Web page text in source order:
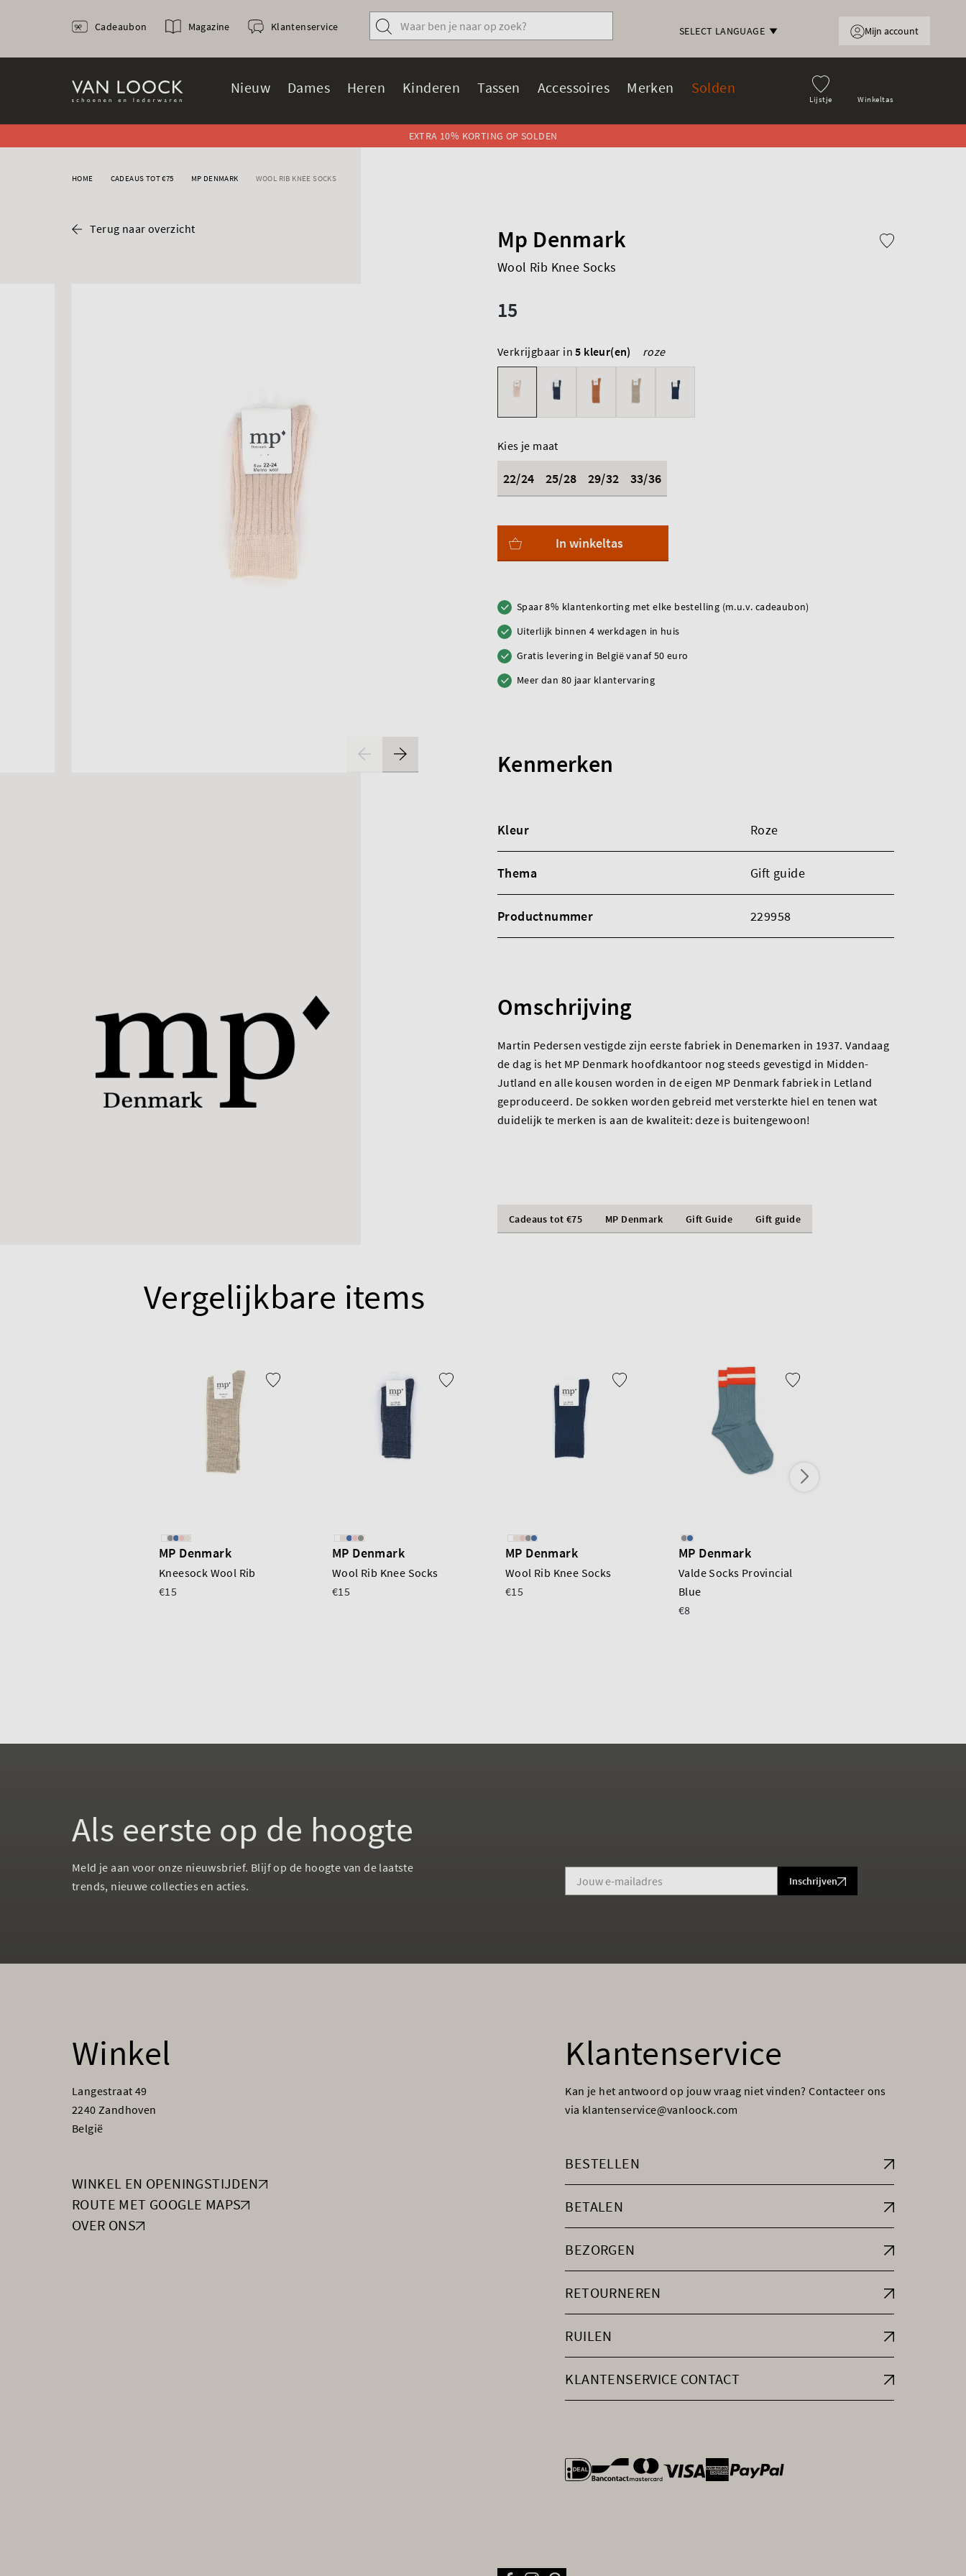
SELECT LANGUAGE
Lijstje Winkeltas
Nieuw Dames Heren Kinderen Tassen Accessoires Merken Solden
Cadeaubon Magazine Klantenservice Mijn account
EXTRA 10% KORTING OP SOLDEN
HOME CADEAUS TOT €75 MP DENMARK WOOL RIB KNEE SOCKS
Terug naar overzicht Mp Denmark
Wool Rib Knee Socks
15
Verkrijgbaar in5 kleur(en) roze
Kies je maat
22/24 25/28 29/32 33/36
In winkeltas
Spaar 8% klantenkorting met elke bestelling (m.u.v. cadeaubon)
Uiterlijk binnen 4 werkdagen in huis
Gratis levering in België vanaf 50 euro
Meer dan 80 jaar klantervaring
Kenmerken
Kleur Roze
Thema Gift guide
Productnummer 229958
Omschrijving
Martin Pedersen vestigde zijn eerste fabriek in Denemarken in 1937. Vandaag
de dag is het MP Denmark hoofdkantoor nog steeds gevestigd in Midden-
Jutland en alle kousen worden in de eigen MP Denmark fabriek in Letland
geproduceerd. De sokken worden gebreid met versterkte hiel en tenen wat
duidelijk te merken is aan de kwaliteit: deze is buitengewoon!
Cadeaus tot €75 MP Denmark Gift Guide Gift guide
Vergelijkbare items
MP Denmark
Kneesock Wool Rib
€15
MP Denmark
Wool Rib Knee Socks
€15
MP Denmark
Wool Rib Knee Socks
€15
MP Denmark
Valde Socks Provincial
Blue
€8
Als eerste op de hoogte
Meld je aan voor onze nieuwsbrief. Blijf op de hoogte van de laatste
trends, nieuwe collecties en acties.
Inschrijven
Winkel
Langestraat 49
2240 Zandhoven
België
WINKEL EN OPENINGSTIJDEN
ROUTE MET GOOGLE MAPS
OVER ONS
Klantenservice
Kan je het antwoord op jouw vraag niet vinden? Contacteer ons
via klantenservice@vanloock.com
BESTELLEN
BETALEN
BEZORGEN
RETOURNEREN
RUILEN
KLANTENSERVICE CONTACT
general.paymentOptions